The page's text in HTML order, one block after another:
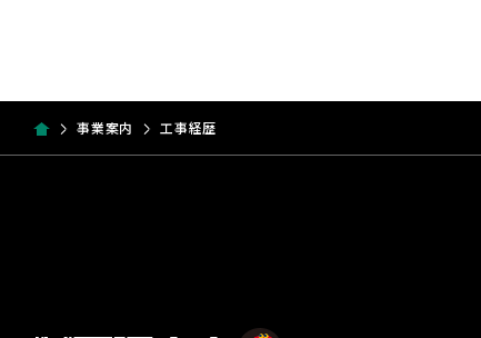
事業案内 工事経歴